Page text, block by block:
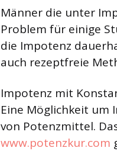
Männer die unter
Problem für einige
die Impotenz
auch rezeptfreie
Impotenz mit
Eine Möglichkeit um
von Potenzmittel.
www.potenzkur.com